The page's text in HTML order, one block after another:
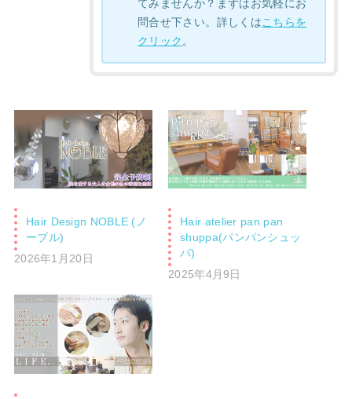
てみませんか？まずはお気軽にお
問合せ下さい。詳しくはこちらを
クリック。
Hair Design NOBLE (ノ
ーブル)
2026年1月20日
Hair atelier pan pan
shuppa(パンパンシュッ
パ)
2025年4月9日